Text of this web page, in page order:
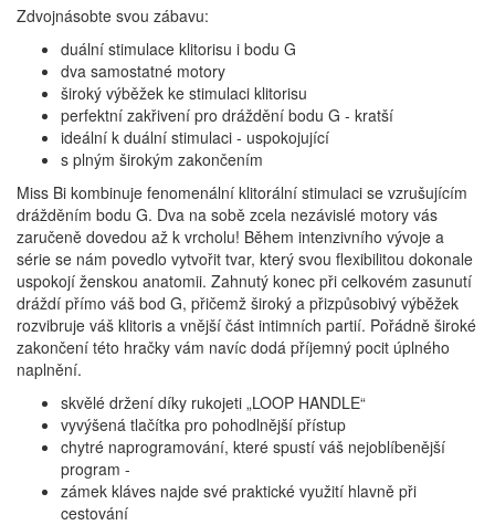
Zdvojnásobte svou zábavu:
duální stimulace klitorisu i bodu G
dva samostatné motory
široký výběžek ke stimulaci klitorisu
perfektní zakřivení pro dráždění bodu G - kratší
ideální k duální stimulaci - uspokojující
s plným širokým zakončením
Miss Bi kombinuje fenomenální klitorální stimulaci se vzrušujícím
drážděním bodu G. Dva na sobě zcela nezávislé motory vás
zaručeně dovedou až k vrcholu! Během intenzivního vývoje a
série se nám povedlo vytvořit tvar, který svou flexibilitou dokonale
uspokojí ženskou anatomii. Zahnutý konec při celkovém zasunutí
dráždí přímo váš bod G, přičemž široký a přizpůsobivý výběžek
rozvibruje váš klitoris a vnější část intimních partií. Pořádně široké
zakončení této hračky vám navíc dodá příjemný pocit úplného
naplnění.
skvělé držení díky rukojeti „LOOP HANDLE“
vyvýšená tlačítka pro pohodlnější přístup
chytré naprogramování, které spustí váš nejoblíbenější
program -
zámek kláves najde své praktické využití hlavně při
cestování